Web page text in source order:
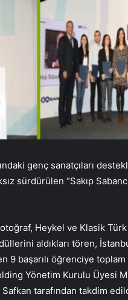
genç sanatçıları
sürdürülen “Sakıp
Heykel ve Klasik
aldıkları tören,
başarılı öğrenciye toplam
Yönetim Kurulu Üyesi
tarafından takdim